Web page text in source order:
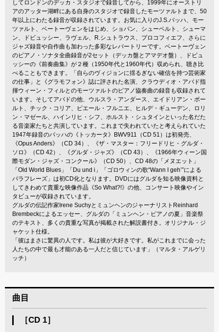
してロンドンのデッカ・スタジオで録音してから、1999年にオーストリ
アのアッター湖畔にある自身のスタジオで録音したモーツァルトまで、50
年以上にわたる録音が収録されています。お気に入りのJ.S.バッハ、モー
ツァルト、ベートーヴェンをはじめ、ショパン、シューベルト、シューマ
ン、ドビュッシー、ラヴェル、R.シュトラウス、プロコフィエフ、さらに
ジャズ録音や自作曲も加わった多彩なレパートリーです。ベートーヴェン
のピアノ・ソナタ全曲録音が2セット（デッカ盤とアマデオ盤）、ドビュ
ッシーの《前奏曲集》が２種（1950年代と1960年代）収められ、聴き比
べることもできます。「自らのヴィジョンに揺るぎない確信を持つ芸術家
の仕事」と《グラモフォン》誌に評された名演、クラウディオ・アバド指
揮ウィーン・フィルとのモーツァルトのピアノ協奏曲の録音も収録されて
います。そしてアバドの他、ウルスラ・アンダース、エイドリアン・ボー
ルト、チック・コリア、ピエール・フルニエ、ヒルデ・ギューデン、ロリ
ン・マゼール、ハインリヒ・シフ、ホルスト・シュタインといった名だた
る音楽家たちと共演しています。これまで失われていたと考えられていた
1947年録音のバッハの《トッカータ》BWV911（CD 51）は初発売、
《Opus Anders》（CD 34）、《ザ・マスター：フリードリヒ・グルダ・
ソロ》（CD 42）、《グルダ・ジャズ》（CD 43）、《1966年ウィーン国
際モダン・ジャズ・コンクール》（CD 50）、CD 48の「メヌエット」
「Old World Blues」「Du und i」「ゴロウィンの歌“Wann I geh’”による
パラフレーズ」は初CD化となります。DVDにはグルダを知る映像資料と
してきわめて貴重な映像作品《So What?!》の他、コンサート映像やイン
タビューが収録されています。
グルダの伝記作家Irene SuchyとミュンヘンのジャーナリストReinhard
Brembeckによるエッセー、グルダの「ミュンヘン・ピアノの夏」音楽祭
のテキスト、多くの貴重な写真が掲載された解説書付き。オリジナル・ジ
ャケット仕様。
「彼はまさに驚異の人です。私は彼が大好きです。私がこれまでに会った
人たちの中で最も才能のある一人だと信じています」（マルタ・アルゲリ
ッチ）
曲目
［CD 1］